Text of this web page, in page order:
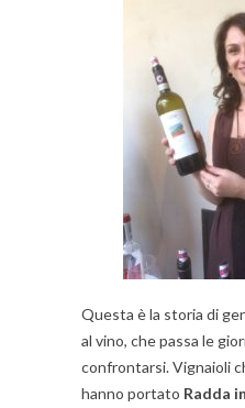
Questa è la storia di
al vino, che passa le
confrontarsi. Vignaioli
hanno portato Radda